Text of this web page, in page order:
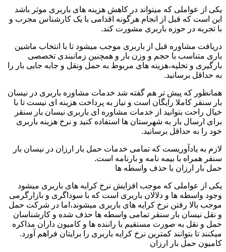
یکی از عواملی که میتواند در کاهش هزینه های باربری موثر باشد
این است که قبل از انجام هرگونه اقدامی با یک کارشناس مجرب و
با تجربه در حوزه باربری مشورت کند.
دریافت مشاوره قبل از باربری موجب میشود تا با انتخاب ماشین
باری متناسب با حجم و وزن بار و همچنین زمانبندی تخصصی
بارگیری و تخلیه،هزینه های مربوط به حمل ونقل و جابه جایی بار را
به حداقل برسانید.
همانطور که پیش تر هم گفته شد خدمات مشاوره باربری در نیسان
بار سنقر کاملا رایگان است و نیاز به پرداخت هزینه ای نیست تا با
خیال راحت بتوانید از خدمات مشاوره ای باربری نیسان بار سنقر
برای ارسال بار به شهرستان ها استفاده کنید و نرخ هزینه باربری
خود را به حداقل برسانید.
لازم به یادآوریست که تمامی خدمات حمل بار ارزان در نیسان بار
سنقر همراه با بیمه نامه و بارنامه است.
حمل بار ارزان با حذف واسطه ها
یکی از عواملی که موجب افزایش نرخ کرایه های باربری میشود
وجود واسطه ها و دلالان باربری است که با سوداگری و بازارگرمی
موجب بالا رفتن نرخ کرایه های باربری میشوند،اما در شرکت حمل
و نقل نیسان بار سنقر تمامی واسطه ها حذف شده و کارشناسان
حمل و نقل به صورت مستقیم با راننده ها و کامیون داران مذاکره
میکنند تا بتوانند کمترین نرخ کرایه باربری را برایتان فراهم آورد.
کامیون حمل بار ارزان